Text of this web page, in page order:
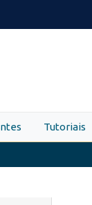
Tutoriais